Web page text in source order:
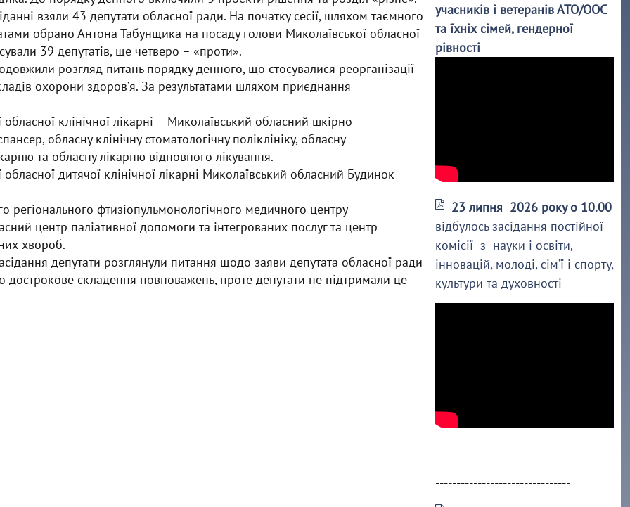
взяли 43 депутати обласної ради. На початку сесії, шляхом таємного
обрано Антона Табунщика на посаду голови Миколаївської обласної
39 депутатів, ще четверо – «проти».
розгляд питань порядку денного, що стосувалися реорганізації
охорони здоровʼя. За результатами шляхом приєднання
клінічної лікарні – Миколаївський обласний шкірно-
обласну клінічну стоматологічну поліклініку, обласну
та обласну лікарню відновного лікування.
дитячої клінічної лікарні Миколаївський обласний Будинок
регіонального фтизіопульмонологічного медичного центру –
центр паліативної допомоги та інтегрованих послуг та центр
хвороб.
депутати розглянули питання щодо заяви депутата обласної ради
дострокове складення повноважень, проте депутати не підтримали це
учасників і ветеранів АТО/ООС
та їхніх сімей, гендерної
рівності
23 липня 2026 року о 10.00
відбулось засідання постійної
комісії з науки і освіти,
інновацій, молоді, сім’ї і спорту,
культури та духовності
--------------------------------